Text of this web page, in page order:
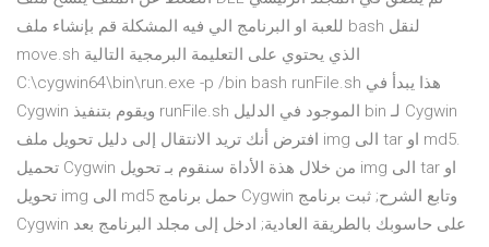
للعبة او البرنامج الي فيه المشكلة قم بإنشاء ملف bash لنقل
move.sh الذي يحتوي على التعليمة البرمجية التالية
C:\cygwin64\bin\run.exe -p /bin bash runFile.sh هذا يبدأ في
Cygwin ويقوم بتنفيذ runFile.sh الموجود في الدليل bin لـ Cygwin
افترض أنك تريد الانتقال إلى دليل تحويل ملف img الى tar او md5.
تحميل Cygwin من خلال هذة الأداة سنقوم بـ تحويل img الى tar او
تحويل img الى md5 حمل برنامج Cygwin وتابع الشرح; ثبت برنامج
Cygwin على حاسوبك بالطريقة العادية; ادخل إلى مجلد البرنامج بعد